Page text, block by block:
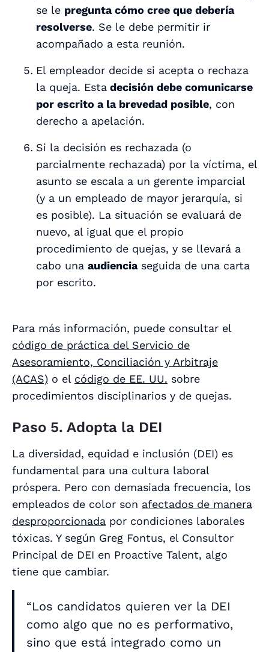
se le pregunta cómo cree que debería
resolverse. Se le debe permitir ir
acompañado a esta reunión.
El empleador decide si acepta o rechaza
la queja. Esta decisión debe comunicarse
por escrito a la brevedad posible, con
derecho a apelación.
Si la decisión es rechazada (o
parcialmente rechazada) por la víctima, el
asunto se escala a un gerente imparcial
(y a un empleado de mayor jerarquía, si
es posible). La situación se evaluará de
nuevo, al igual que el propio
procedimiento de quejas, y se llevará a
cabo una audienciaseguida de una carta
por escrito.
Para más información, puede consultar el
código de práctica del Servicio de
Asesoramiento, Conciliación y Arbitraje
(ACAS) o el código de EE. UU. sobre
procedimientos disciplinarios y de quejas.
Paso 5. Adopta la DEI
La diversidad, equidad e inclusión (DEI) es
fundamental para una cultura laboral
próspera. Pero con demasiada frecuencia, los
empleados de color son afectados de manera
desproporcionada por condiciones laborales
tóxicas. Y según Greg Fontus, el Consultor
Principal de DEI en Proactive Talent, algo
tiene que cambiar.
“Los candidatos quieren ver la DEI
como algo que no es performativo,
sino que está integrado como un